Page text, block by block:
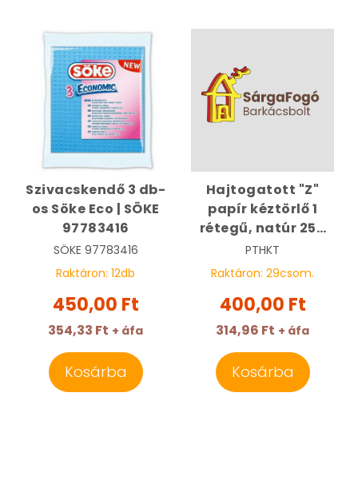
Szivacskendő 3 db-
os Söke Eco | SÖKE
97783416
SÖKE 97783416
Raktáron: 12db
450,00 Ft
354,33 Ft + áfa
Kosárba
Hajtogatott "Z"
papír kéztörlő 1
rétegű, natúr 250
lapos | HPS
PTHKT
Raktáron: 29csom.
400,00 Ft
314,96 Ft + áfa
Kosárba